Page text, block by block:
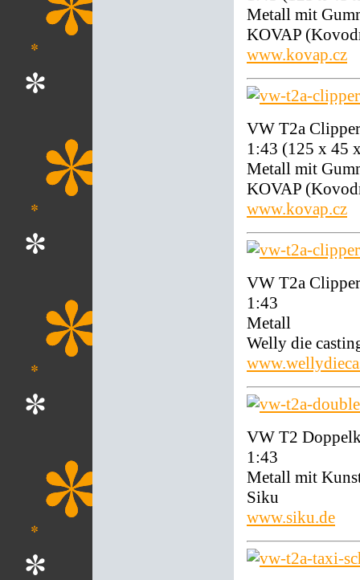
Metall mit
KOVAP
www.kovap.cz
VW T2a
1:43 (125 x 45
Metall mit
KOVAP
www.kovap.cz
VW T2a
1:43
Metall
Welly die
VW T2
1:43
Metall mit
Siku
www.siku.de